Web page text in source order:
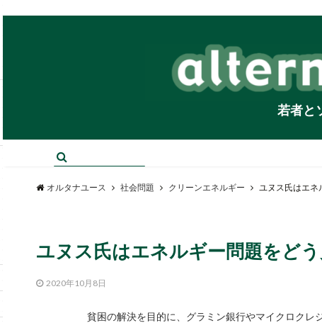
若者と
オルタナユース 社会問題 クリーンエネルギー ユヌス氏はエネ
ユヌス氏はエネルギー問題をど
2020年10月8日
貧困の解決を目的に、グラミン銀行やマイクロク